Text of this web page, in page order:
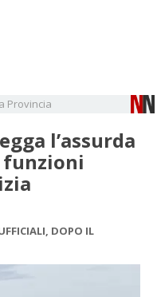
Provincia
l’assurda
funzioni
DOPO IL